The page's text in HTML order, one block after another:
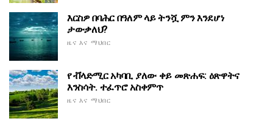
እርስዎ በባሕር በዓለም ላይ ትንሿ ምን እንደሆነ
ታውቃለህ?
ዜና እና ማህበር
የ ቭላድሚር አካባቢ ያለው ቀይ መጽሐፍ: ዕጽዋትና
እንስሳት. ተፈጥሮ አስቀምጥ
ዜና እና ማህበር